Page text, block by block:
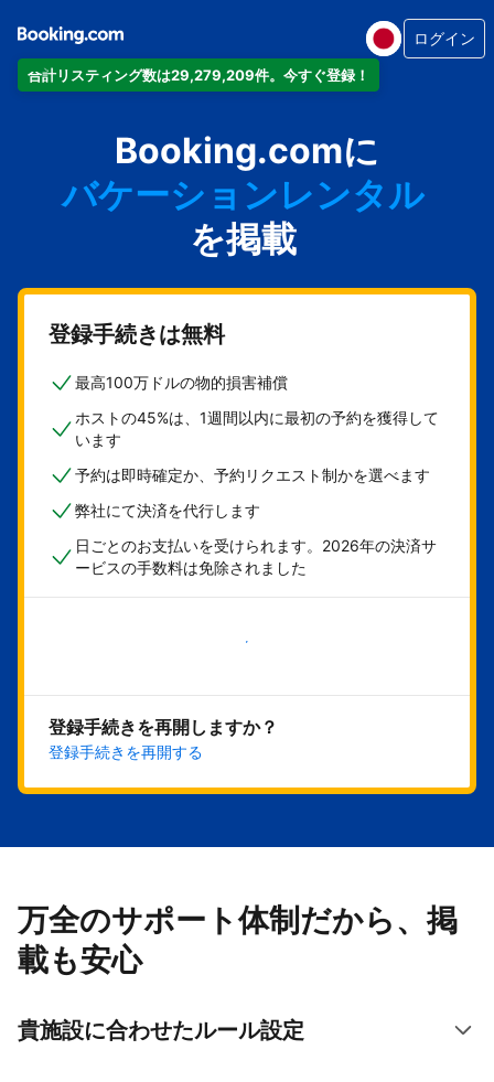
合計リスティング数は29,279,209件。今すぐ登録！
ログイン
Booking.comに
アパートメント
ホテル
バケーションレンタル
ゲストハウス
旅館
を掲載
登録手続きは無料
最高100万ドルの物的損害補償
ホストの45%は、1週間以内に最初の予約を獲得して
います
予約は即時確定か、予約リクエスト制かを選べます
弊社にて決済を代行します
日ごとのお支払いを受けられます。2026年の決済サ
ービスの手数料は免除されました
今すぐ始める
登録手続きを再開しますか？
登録手続きを再開する
万全のサポート体制だから、掲
載も安心
貴施設に合わせたルール設定